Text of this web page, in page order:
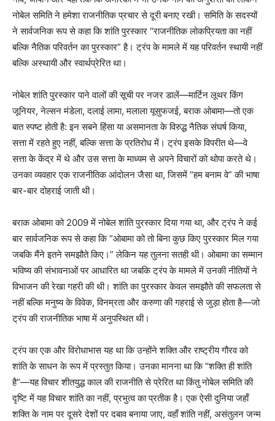
नोबेल समिति ने हमेशा राजनीतिक प्रचार से दूरी बनाए रखी। समिति के सदस्यों
ने सार्वजनिक रूप से कहा कि शांति पुरस्कार “राजनीतिक लोकप्रियता का नहीं
बल्कि नैतिक परिवर्तन का पुरस्कार” है। ट्रंप के मामले में यह परिवर्तन स्थायी नहीं
बल्कि अस्थायी और स्वार्थप्रेरित था।
नोबेल शांति पुरस्कार पाने वालों की सूची पर नजर डालें—मार्टिन लूथर किंग
जूनियर, नेल्सन मंडेला, दलाई लामा, मलाला यूसुफजई, बराक ओबामा—तो एक
बात स्पष्ट होती है: इन सबने हिंसा या असमानता के विरुद्ध नैतिक संघर्ष किया,
सत्ता में रहते हुए नहीं, बल्कि सत्ता के प्रतिरोध में। ट्रंप इसके विपरीत थे—वे
सत्ता के केंद्र में थे और उस सत्ता के माध्यम से अपने विचारों को थोपा करते थे।
उनका व्यवहार एक राजनीतिक आंदोलन जैसा था, जिसमें “हम बनाम वे” की भाषा
बार-बार दोहराई जाती थी।
बराक ओबामा को 2009 में नोबेल शांति पुरस्कार दिया गया था, और ट्रंप ने कई
बार सार्वजनिक रूप से कहा कि “ओबामा को तो बिना कुछ किए पुरस्कार मिल गया
जबकि मैंने इतने समझौते किए।” लेकिन यह तुलना सतही थी। ओबामा का सम्मान
भविष्य की संभावनाओं पर आधारित था जबकि ट्रंप के मामले में उनकी नीतियों ने
विभाजन की रेखा गहरी की थी। शांति का पुरस्कार केवल समझौते की सफलता से
नहीं बल्कि मनुष्य के विवेक, विनम्रता और करुणा की गहराई से जुड़ा होता है—जो
ट्रंप की राजनीतिक भाषा में अनुपस्थित थी।
ट्रंप का एक और विरोधाभास यह था कि उन्होंने शक्ति और राष्ट्रीय गौरव को
शांति के साधन के रूप में प्रस्तुत किया। उनका मानना था कि “शक्ति ही शांति
है”—यह विचार शीतयुद्ध काल की राजनीति से प्रेरित था किंतु नोबेल समिति की
दृष्टि में यह विचार शांति का नहीं, प्रभुत्व का प्रतीक है। एक ऐसी दुनिया जहाँ
शक्ति के नाम पर दूसरे देशों पर दबाव बनाया जाए, वहाँ शांति नहीं, असंतुलन जन्म